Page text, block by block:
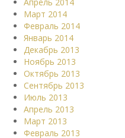
Март 2014
Февраль 2014
Январь 2014
Декабрь 2013
Ноябрь 2013
Октябрь 2013
Сентябрь 2013
Июль 2013
Апрель 2013
Март 2013
Февраль 2013